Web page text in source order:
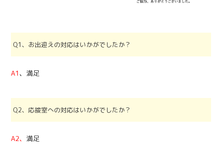
Q1、お出迎えの対応はいかがでしたか？
A1 、満足
Q2、応接室への対応はいかがでしたか？
A2、満足